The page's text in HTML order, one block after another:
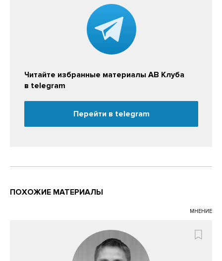
Читайте избранные материалы АВ Клуба
в telegram
Перейти в telegram
ПОХОЖИЕ МАТЕРИАЛЫ
МНЕНИЕ